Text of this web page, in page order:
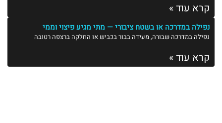
קרא עוד »
נפילה במדרכה או בשטח ציבורי — מתי מגיע פיצוי וממי
נפילה במדרכה שבורה, מעידה בבור בכביש או החלקה ברצפה רטובה
קרא עוד »